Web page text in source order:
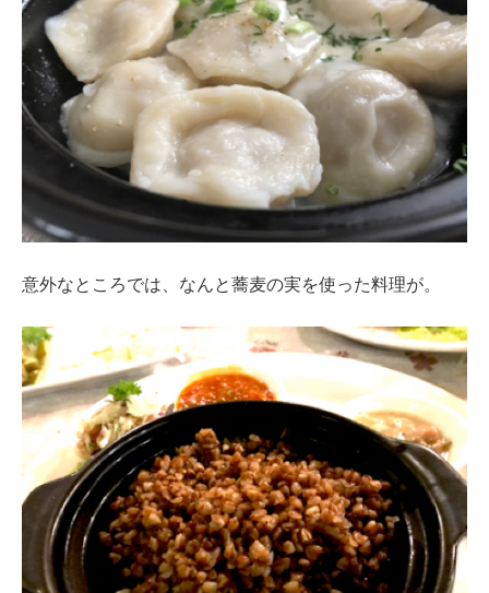
意外なところでは、なんと蕎麦の実を使った料理が。